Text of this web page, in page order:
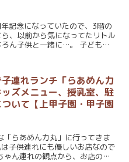
、以前から気になってたリトル
供と一緒に…。 子どもや
連れランチ「らあめん力
ズメニュー、授乳室、駐
いて【上甲子園・甲子園